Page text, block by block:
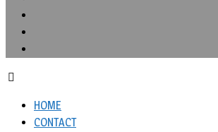
HOME
CONTACT